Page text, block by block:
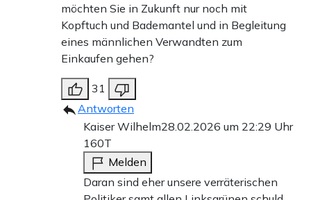
möchten Sie in Zukunft nur noch mit
Kopftuch und Bademantel und in Begleitung
eines männlichen Verwandten zum
Einkaufen gehen?
31
Antworten
Kaiser Wilhelm28.02.2026 um 22:29 Uhr
160T
Melden
Daran sind eher unsere verräterischen